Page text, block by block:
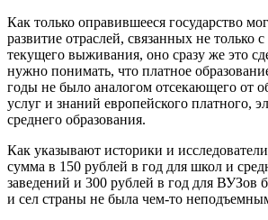
Как только оправившееся государство
развитие отраслей, связанных не только
текущего выживания, оно сразу же это
нужно понимать, что платное
годы не было аналогом отсекающего от
услуг и знаний европейского платного,
среднего образования.
Как указывают историки и
сумма в 150 рублей в год для школ и
заведений и 300 рублей в год для ВУЗов
и сел страны не была чем-то